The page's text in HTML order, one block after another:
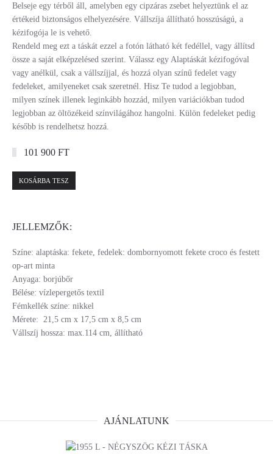
Belseje egy térből áll, amelyben egy cipzáras zsebet helyeztünk el az
értékeid biztonságos elhelyezésére. Vállszíja állítható hosszúságú, a
kézifogója le is vehető.
Rendeld meg ezt a táskát ezzel a fotón látható két fedéllel, vagy állítsd
össze a saját elképzelésed szerint. Válassz egy Alaptáskát kézifogóval
vagy anélkül, csak a vállszíjjal, és hozzá olyan színű fedelet vagy
fedeleket, amilyeneket csak szeretnél. Hisz Te tudod a legjobban,
milyen színek illenek leginkább hozzád, milyen variációkban tudod
legjobban az öltözékeid színvilágához hangolni. Külön fedeleket pedig
később is rendelhetsz hozzá.
101 900 FT
KOSÁRBA TESZ
JELLEMZŐK:
Színe: alaptáska: fekete, fedelek: dombornyomott fekete croco és festett
op-art minta
Anyaga: borjúbőr
Bélése: vízlepergetős textil
Fémkellék színe: nikkel
Mérete: 21,5 cm x 17,5 cm x 8,5 cm
Vállszíj hossza: max.114 cm, állítható
AJÁNLATUNK